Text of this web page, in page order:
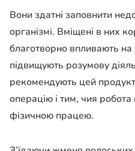
Вони здатні заповнити
організмі. Вміщені в них
благотворно впливають на
підвищують розумову
рекомендують цей
операцію і тим, чия
фізичною працею.